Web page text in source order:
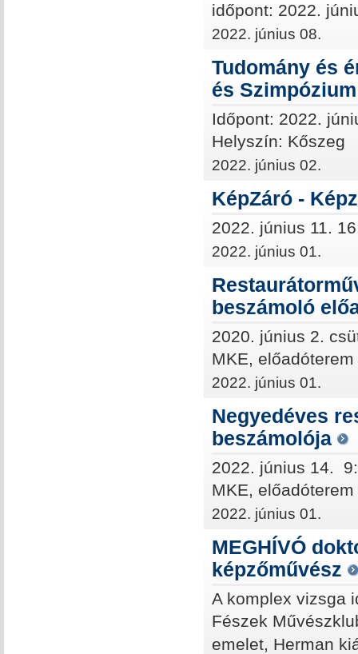
időpont: 2022.
2022. június 08.
Tudomány és
és
Időpont: 2022.
Helyszín: Kőszeg
2022. június 02.
KépZáró -
2022. június 11.
2022. június 01.
beszámoló
2020. június 2.
MKE, előadóterem
2022. június 01.
Negyedéves
beszámolója
2022. június 14.
MKE, előadóterem
2022. június 01.
MEGHÍVÓ
képzőművész
A komplex vizsga
Fészek
emelet, Herman